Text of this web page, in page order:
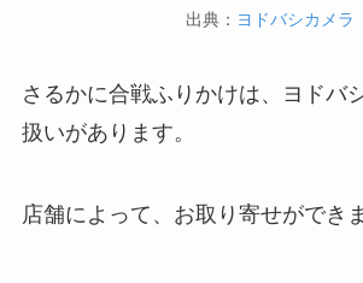
出典： ヨドバシカメラ
さるかに合戦ふりかけは、ヨドバ
扱いがあります。
店舗によって、お取り寄せができ